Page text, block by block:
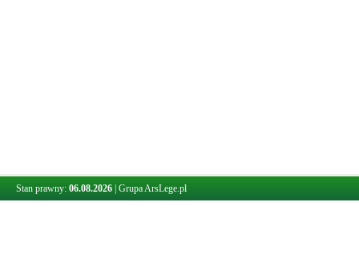
Stan prawny: 06.08.2026 Grupa ArsLege.pl